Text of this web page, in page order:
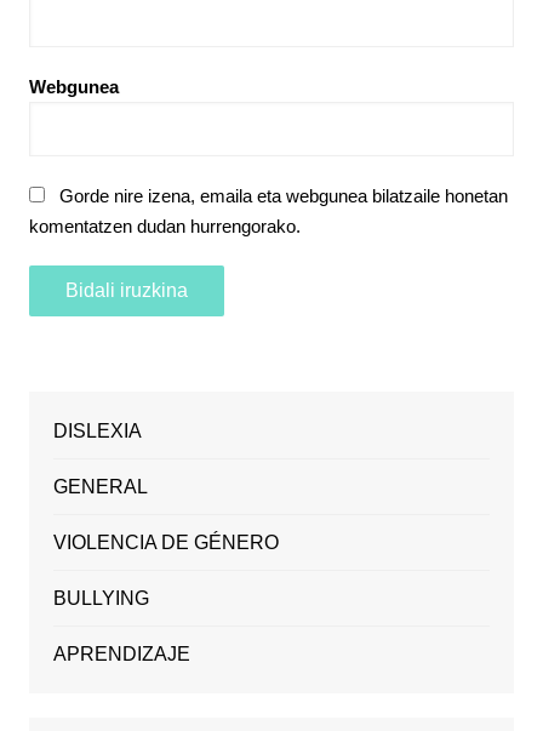
Webgunea
Gorde nire izena, emaila eta webgunea bilatzaile honetan
komentatzen dudan hurrengorako.
DISLEXIA
GENERAL
VIOLENCIA DE GÉNERO
BULLYING
APRENDIZAJE